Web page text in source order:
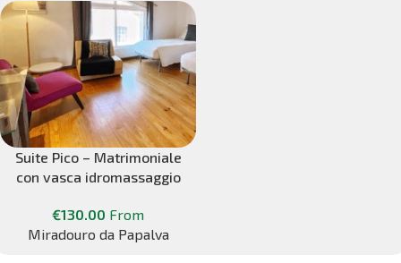
Suite Pico – Matrimoniale
con vasca idromassaggio
€130.00 From
Miradouro da Papalva